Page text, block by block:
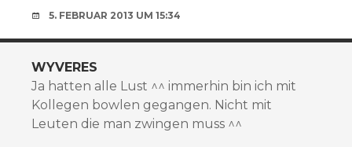
5. FEBRUAR 2013 UM 15:34
WYVERES
Ja hatten alle Lust ^^ immerhin bin ich mit
Kollegen bowlen gegangen. Nicht mit
Leuten die man zwingen muss ^^